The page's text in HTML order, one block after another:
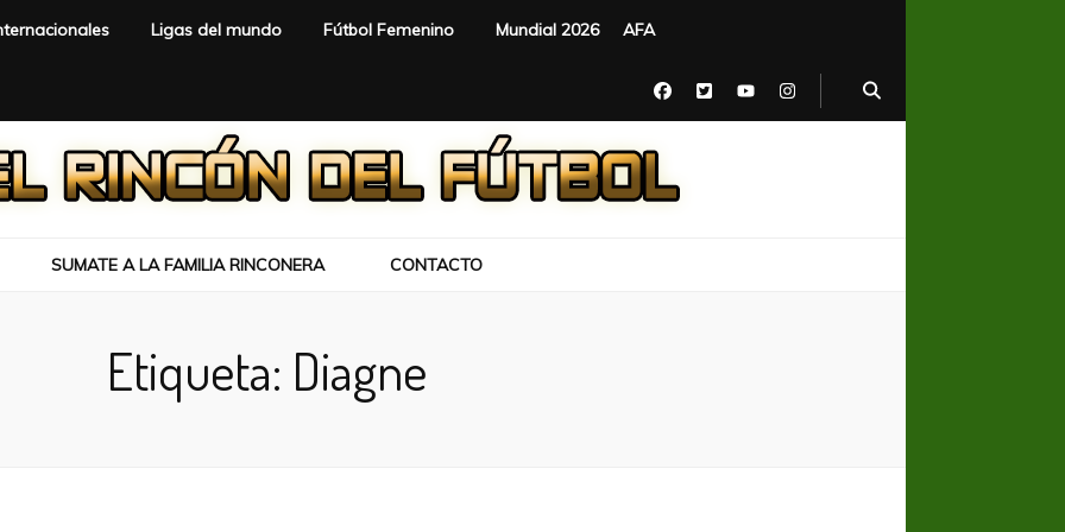
Ligas del mundo Fútbol Femenino Mundial 2026 AFA
SUMATE A LA FAMILIA RINCONERA CONTACTO
Etiqueta: Diagne